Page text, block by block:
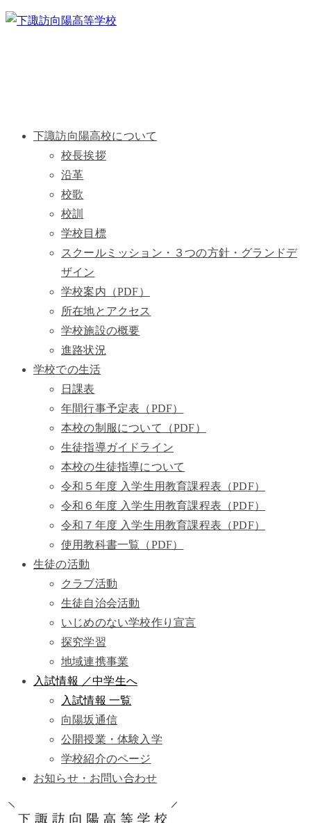
下諏訪向陽高校について
校長挨拶
沿革
校歌
校訓
学校目標
スクールミッション・３つの方針・グランドデ
ザイン
学校案内（PDF）
所在地とアクセス
学校施設の概要
進路状況
学校での生活
日課表
年間行事予定表（PDF）
本校の制服について（PDF）
生徒指導ガイドライン
本校の生徒指導について
令和５年度 入学生用教育課程表（PDF）
令和６年度 入学生用教育課程表（PDF）
令和７年度 入学生用教育課程表（PDF）
使用教科書一覧（PDF）
生徒の活動
クラブ活動
生徒自治会活動
いじめのない学校作り宣言
探究学習
地域連携事業
入試情報 ／中学生へ
入試情報 一覧
向陽坂通信
公開授業・体験入学
学校紹介のページ
お知らせ・お問い合わせ